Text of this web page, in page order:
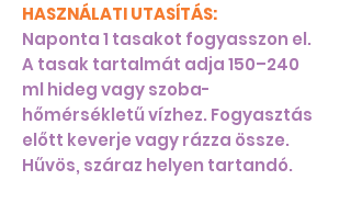
HASZNÁLATI UTASÍTÁS:
Naponta 1 tasakot fogyasszon el.
A tasak tartalmát adja 150–240
ml hideg vagy szoba-
hőmérsékletű vízhez. Fogyasztás
előtt keverje vagy rázza össze.
Hűvös, száraz helyen tartandó.